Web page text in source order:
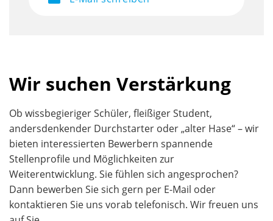
Wir suchen Verstärkung
Ob wissbegieriger Schüler, fleißiger Student,
andersdenkender Durchstarter oder „alter Hase“ – wir
bieten interessierten Bewerbern spannende
Stellenprofile und Möglichkeiten zur
Weiterentwicklung. Sie fühlen sich angesprochen?
Dann bewerben Sie sich gern per E-Mail oder
kontaktieren Sie uns vorab telefonisch. Wir freuen uns